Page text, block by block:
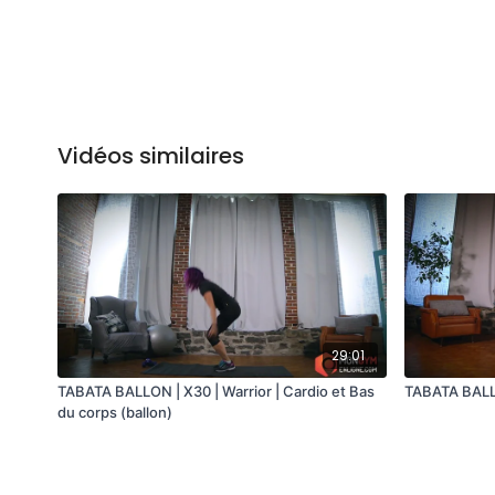
Vidéos similaires
29:01
TABATA BALLON | X30 | Warrior | Cardio et Bas
du corps (ballon)
TABATA